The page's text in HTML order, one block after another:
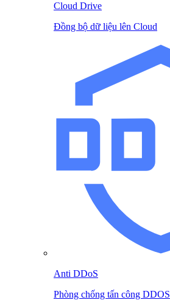
Cloud Drive
Đồng bộ dữ liệu lên Cloud
Anti DDoS
Phòng chống tấn công DDOS